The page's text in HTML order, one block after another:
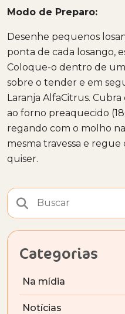
Modo de Preparo:
Desenhe pequenos
ponta de cada losango,
Coloque-o dentro de
sobre o tender e em
Laranja AlfaCitrus.
ao forno preaquecido
regando com o molho
mesma travessa e
quiser.
Categorias
Na mídia
Notícias